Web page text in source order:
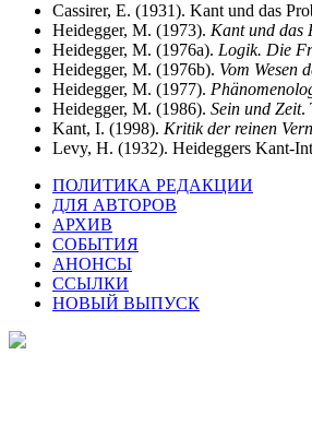
Cassirer, Е. (1931). Kant und das
Heidegger, M. (1973). Kant und das
Heidegger, M. (1976a). Logik. Die
Heidegger, M. (1976b). Vom Wesen
Heidegger, M. (1977).
Heidegger, M. (1986). Sein und Zeit.
Kant, I. (1998). Kritik der reinen
Levy, H. (1932). Heideggers Kant-
ПОЛИТИКА РЕДАКЦИИ
ДЛЯ АВТОРОВ
АРХИВ
СОБЫТИЯ
АНОНСЫ
ССЫЛКИ
НОВЫЙ ВЫПУСК